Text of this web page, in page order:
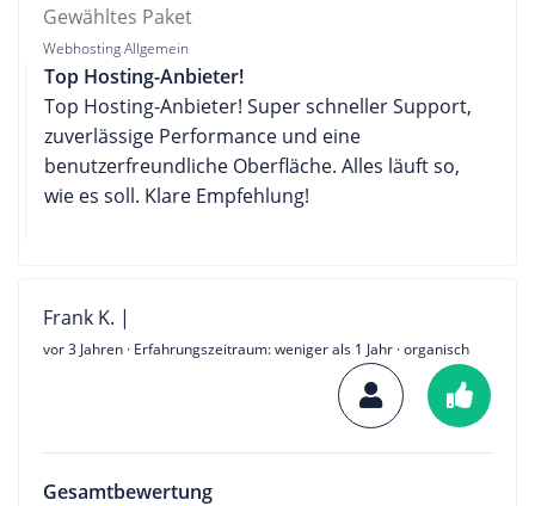
Gewähltes Paket
Webhosting Allgemein
Top Hosting-Anbieter!
Top Hosting-Anbieter! Super schneller Support,
zuverlässige Performance und eine
benutzerfreundliche Oberfläche. Alles läuft so,
wie es soll. Klare Empfehlung!
Frank K. |
vor 3 Jahren · Erfahrungszeitraum: weniger als 1 Jahr · organisch
Gesamtbewertung